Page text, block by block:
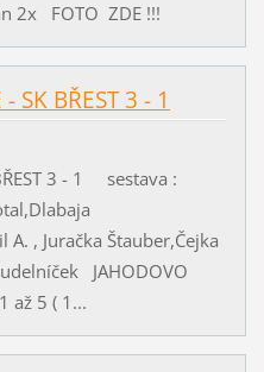
2x FOTO ZDE !!!
SK BŘEST 3 - 1
3 - 1 sestava :
, Juračka Štauber,Čejka
JAHODOVO
až 5 ( 1...